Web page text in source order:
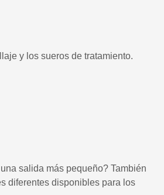
y los sueros de tratamiento.
salida más pequeño? También
diferentes disponibles para los